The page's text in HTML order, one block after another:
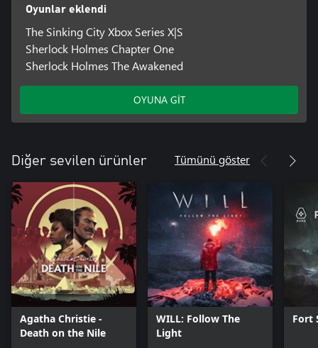
Oyunlar eklendi
The Sinking City Xbox Series X|S
Sherlock Holmes Chapter One
Sherlock Holmes The Awakened
OYUNA GİT
Diğer sevilen ürünler Tümünü göster
Agatha Christie -
Death on the Nile
WILL: Follow The
Light
Fort